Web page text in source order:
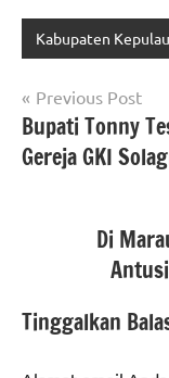
Kabupaten
Navigasi
pos
Previous Post
Bupati Tonny
Gereja GKI
Di
Tinggalkan